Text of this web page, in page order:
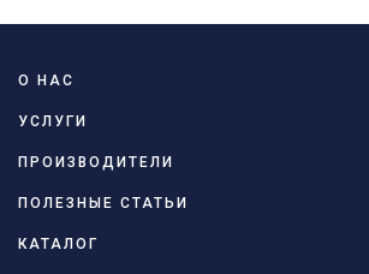
О НАС
УСЛУГИ
ПРОИЗВОДИТЕЛИ
ПОЛЕЗНЫЕ СТАТЬИ
КАТАЛОГ